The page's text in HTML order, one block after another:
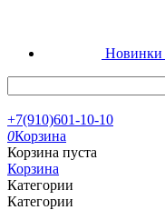
Новинки
+7(910)601-10-10
0Корзина
Корзина пуста
Корзина
Категории
Категории